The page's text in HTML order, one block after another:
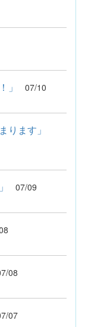
」 07/10
ります」
07/09
08
07